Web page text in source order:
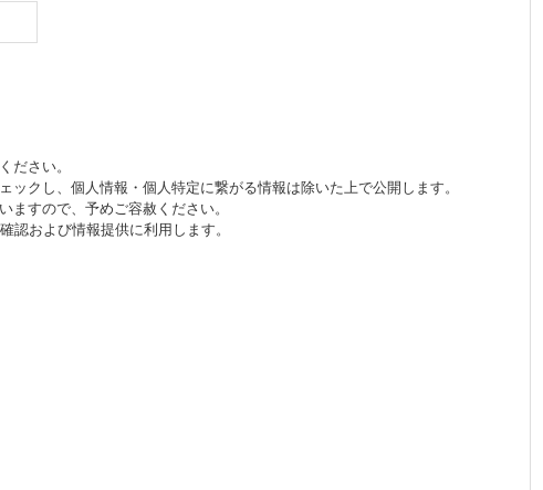
ださい。
ックし、個人情報・個人特定に繋がる情報は除いた上で公開します。
すので、予めご容赦ください。
認および情報提供に利用します。